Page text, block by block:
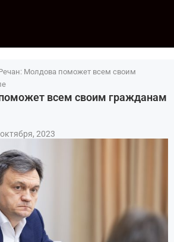
Молдова поможет всем своим
всем своим гражданам
2023